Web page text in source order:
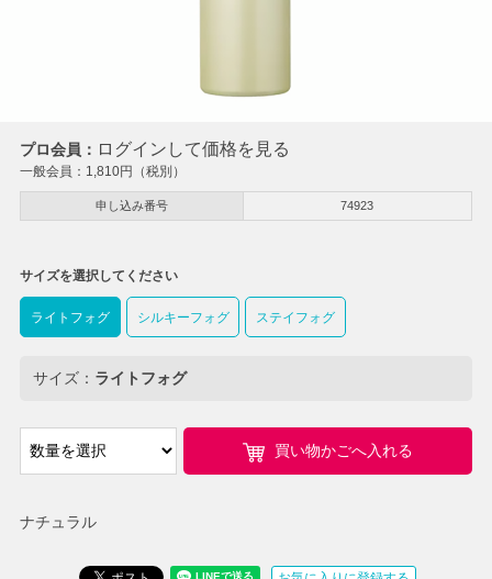
プロ会員： ログインして価格を見る
一般会員： 1,810円（税別）
申し込み番号 74923
ナチュラル
サイズを選択してください
ライトフォグ シルキーフォグ ステイフォグ
サイズ： ライトフォグ
買い物かごへ入れる